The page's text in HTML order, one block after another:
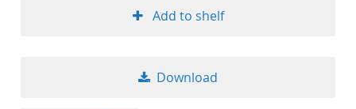
Add to shelf
Download